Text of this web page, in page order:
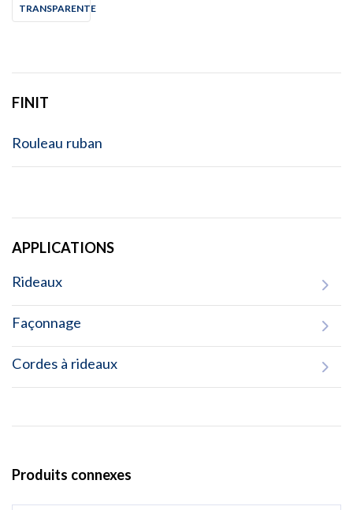
TRANSPARENTE
FINIT
Rouleau ruban
APPLICATIONS
Rideaux
Façonnage
Cordes à rideaux
Produits connexes